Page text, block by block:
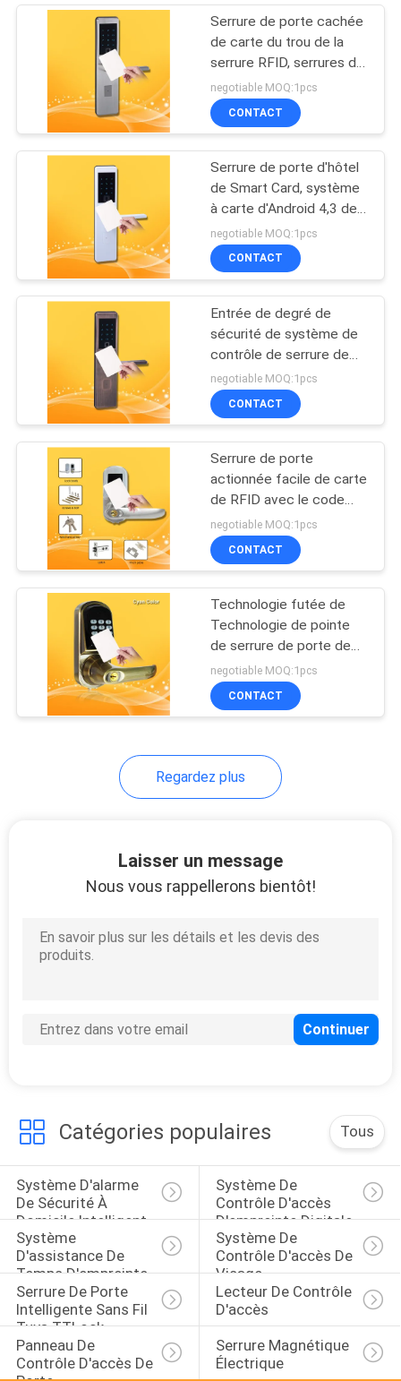
POLITIQUE
MATIÈRE
DE
PROTECTION
PRIVÉE
Lecteur de contrôle
d'accès
61
Panneau de
contrôle d'accès de
porte
Serrure magnétique
électrique
Serrure électrique
de boulon
de butée
Parenthèse
Étiquette de carte
de RFID
2
Serrure de porte cachée
de carte du trou de la
serrure RFID, serrures de
porte de grand coup de
carte électronique pour
la maison
negotiable MOQ:1pcs
CONTACT
Serrure de porte d'hôtel
de Smart Card, système
à carte d'Android 4,3 de
soutien de serrures de
porte
negotiable MOQ:1pcs
CONTACT
Entrée de degré de
sécurité de système de
contrôle de serrure de
porte d'accès de lecteur
de cartes d'empreinte
digitale de Bluetooth
negotiable MOQ:1pcs
CONTACT
Serrure de porte
actionnée facile de carte
de RFID avec le code
principal
mécanique/mode auto-
bloqueur
negotiable MOQ:1pcs
CONTACT
Technologie futée de
Technologie de pointe
de serrure de porte de
carte de RFID avec le
haut-parleur d'invite de
voix
negotiable MOQ:1pcs
CONTACT
Regardez plus
Laisser un message
Nous vous rappellerons bientôt!
Catégories populaires Tous
Système D'alarme
De Sécurité À
Domicile Intelligent
Système De
Contrôle D'accès
D'empreinte Digitale
Système
D'assistance De
Temps D'empreinte
Digitale
Système De
Contrôle D'accès De
Visage
Serrure De Porte
Intelligente Sans Fil
Tuya TTLock
Lecteur De Contrôle
D'accès
Panneau De
Contrôle D'accès De
Serrure Magnétique
Électrique